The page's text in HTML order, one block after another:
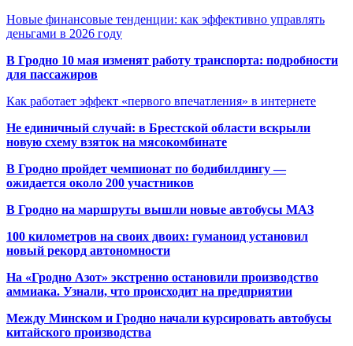
Новые финансовые тенденции: как эффективно управлять
деньгами в 2026 году
В Гродно 10 мая изменят работу транспорта: подробности
для пассажиров
Как работает эффект «первого впечатления» в интернете
Не единичный случай: в Брестской области вскрыли
новую схему взяток на мясокомбинате
В Гродно пройдет чемпионат по бодибилдингу —
ожидается около 200 участников
В Гродно на маршруты вышли новые автобусы МАЗ
100 километров на своих двоих: гуманоид установил
новый рекорд автономности
На «Гродно Азот» экстренно остановили производство
аммиака. Узнали, что происходит на предприятии
Между Минском и Гродно начали курсировать автобусы
китайского производства